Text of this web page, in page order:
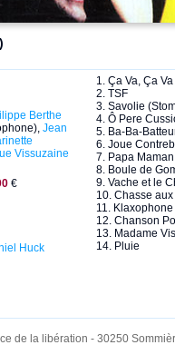
Berthe
Jean
Vissuzaine
€
Huck
1. Ça Va, Ça Va
2. TSF
3. Savolie
4. Ô Pere
5. Ba-Ba-
6. Joue
7. Papa Maman
8. Boule de
9. Vache et le
10. Chasse
11. Klaxophone
12. Chanson
13. Madame
14. Pluie
de la libération - 30250